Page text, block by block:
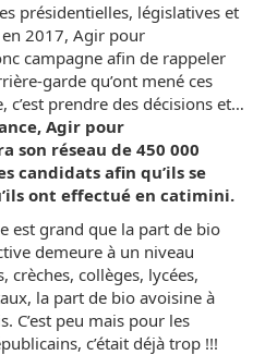
présidentielles, législatives et
2017, Agir pour
campagne afin de rappeler
garde qu’ont mené ces
prendre des décisions et…
Agir pour
son réseau de 450 000
candidats afin qu’ils se
ont effectué en catimini.
est grand que la part de bio
demeure à un niveau
crèches, collèges, lycées,
la part de bio avoisine à
C’est peu mais pour les
c’était déjà trop !!!